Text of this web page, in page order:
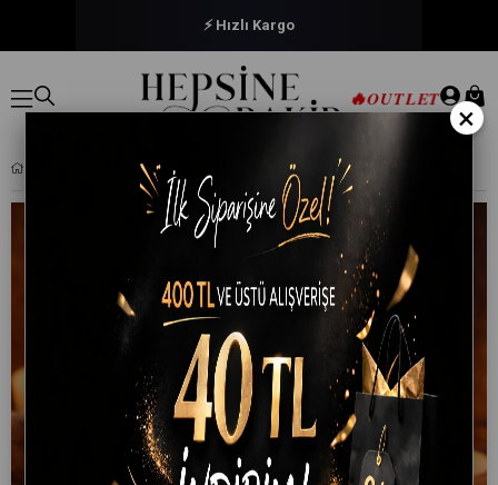
⚡ Hızlı Kargo
🔥OUTLET
×